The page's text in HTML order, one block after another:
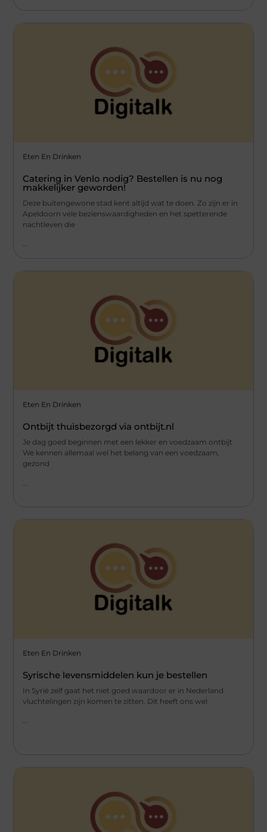
Eten En Drinken
Catering in Venlo nodig? Bestellen is nu nog
makkelijker geworden!
Deze buitengewone stad kent altijd wat te doen. Zo zijn er in
Apeldoorn vele bezienswaardigheden en het spetterende
nachtleven die
...
Eten En Drinken
Ontbijt thuisbezorgd via ontbijt.nl
Je dag goed beginnen met een lekker en voedzaam ontbijt
We kennen allemaal wel het belang van een voedzaam,
gezond
Eten En Drinken
Syrische levensmiddelen kun je bestellen
In Syrië zelf gaat het niet goed waardoor er in Nederland
vluchtelingen zijn komen te zitten. Dit heeft ons wel
...